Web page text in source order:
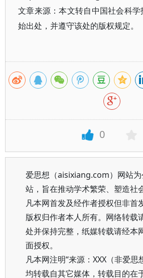
文章来源：本文转自中国社会科
始出处，并遵守该处的版权规定。
0
爱思想（aisixiang.com）网站
站，旨在推动学术繁荣、塑造社
凡本网首发及经作者授权但非首
版权归作者本人所有。网络转载
处并保持完整，纸媒转载请经本
面授权。
凡本网注明“来源：XXX（非爱思
均转载自其它媒体，转载目的在